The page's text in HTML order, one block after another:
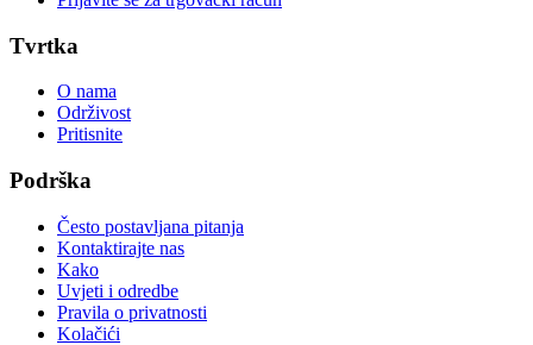
Tvrtka
O nama
Održivost
Pritisnite
Podrška
Često postavljana pitanja
Kontaktirajte nas
Kako
Uvjeti i odredbe
Pravila o privatnosti
Kolačići